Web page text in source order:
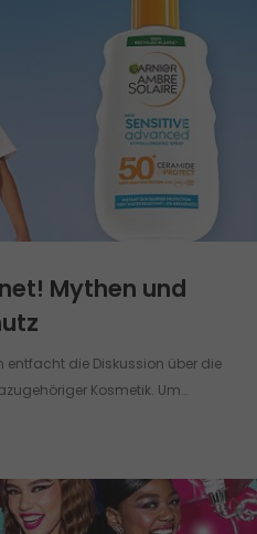
Mythen und
entfacht die Diskussion über die
Kosmetik. Um
Verwirrung bringen können.
die Lupe.